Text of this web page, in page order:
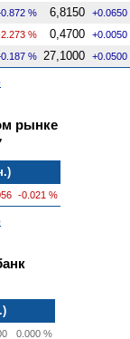
% 6,8150 +0.0650
% 0,4700 +0.0050
% 27,1000 +0.0500
рынке
-0.021 %
0.000 %